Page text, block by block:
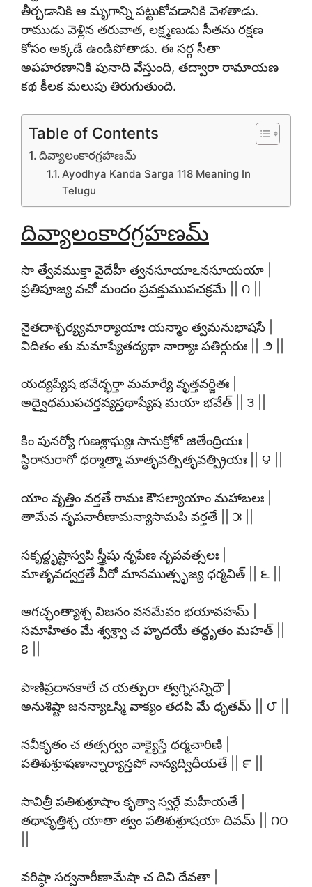
తీర్చడానికి ఆ మృగాన్ని పట్టుకోవడానికి వెళతాడు.
రాముడు వెళ్లిన తరువాత, లక్ష్మణుడు సీతను రక్షణ
కోసం అక్కడే ఉండిపోతాడు. ఈ సర్గ సీతా
అపహరణానికి పునాది వేస్తుంది, తద్వారా రామాయణ
కథ కీలక మలుపు తిరుగుతుంది.
Table of Contents
దివ్యాలంకారగ్రహణమ్
Ayodhya Kanda Sarga 118 Meaning In
Telugu
దివ్యాలంకారగ్రహణమ్
సా త్వేవముక్తా వైదేహీ త్వనసూయాఽనసూయయా |
ప్రతిపూజ్య వచో మందం ప్రవక్తుముపచక్రమే || ౧ ||
నైతదాశ్చర్య్యమార్యాయాః యన్మాం త్వమనుభాషసే |
విదితం తు మమాప్యేతద్యథా నార్యాః పతిర్గురుః || ౨ ||
యద్యప్యేష భవేద్భర్తా మమార్యే వృత్తవర్జితః |
అద్వైధముపచర్తవ్యస్తథాప్యేష మయా భవేత్ || ౩ ||
కిం పునర్యో గుణశ్లాఘ్యః సానుక్రోశో జితేంద్రియః |
స్థిరానురాగో ధర్మాత్మా మాతృవత్పితృవత్ప్రియః || ౪ ||
యాం వృత్తిం వర్తతే రామః కౌసల్యాయాం మహాబలః |
తామేవ నృపనారీణామన్యాసామపి వర్తతే || ౫ ||
సకృద్దృష్టాస్వపి స్త్రీషు నృపేణ నృపవత్సలః |
మాతృవద్వర్తతే వీరో మానముత్సృజ్య ధర్మవిత్ || ౬ ||
ఆగచ్ఛంత్యాశ్చ విజనం వనమేవం భయావహమ్ |
సమాహితం మే శ్వశ్ర్వా చ హృదయే తద్ధృతం మహత్ ||
౭ ||
పాణిప్రదానకాలే చ యత్పురా త్వగ్నిసన్నిధౌ |
అనుశిష్టా జనన్యాఽస్మి వాక్యం తదపి మే ధృతమ్ || ౮ ||
నవీకృతం చ తత్సర్వం వాక్యైస్తే ధర్మచారిణి |
పతిశుశ్రూషణాన్నార్యాస్తపో నాన్యద్విధీయతే || ౯ ||
సావిత్రీ పతిశుశ్రూషాం కృత్వా స్వర్గే మహీయతే |
తథావృత్తిశ్చ యాతా త్వం పతిశుశ్రూషయా దివమ్ || ౧౦
వరిష్ఠా సర్వనారీణామేషా చ దివి దేవతా |